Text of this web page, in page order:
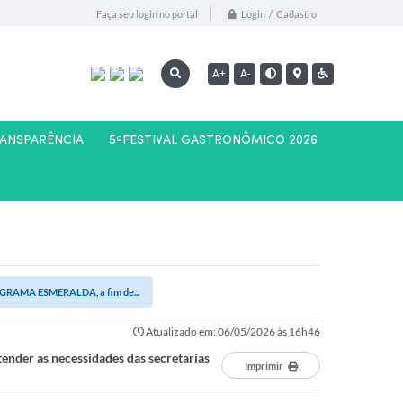
Faça seu login no portal Login / Cadastro
A+ A-
5ºFESTIVAL GASTRONÔMICO 2026
ESMERALDA, a fim de...
Atualizado em: 06/05/2026 às 16h46
as necessidades das secretarias
Imprimir